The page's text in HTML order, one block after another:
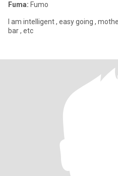
Fuma: Fumo
I am intelligent , easy going ,
bar , etc